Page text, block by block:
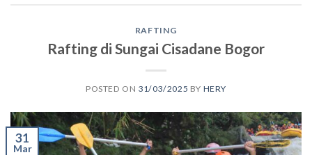
RAFTING
Rafting di Sungai Cisadane Bogor
POSTED ON 31/03/2025 BY HERY
31
Mar